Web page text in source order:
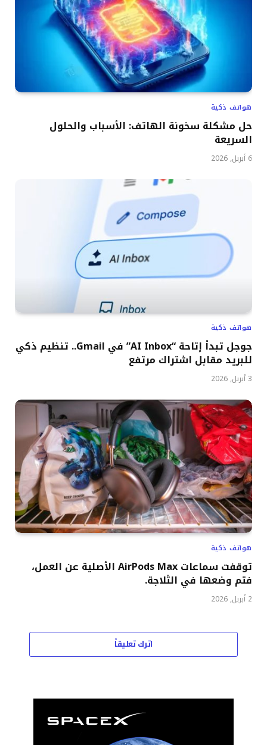
هواتف ذكية
حل مشكلة سخونة الهاتف: الأسباب والحلول
السريعة
6 أبريل, 2026
هواتف ذكية
جوجل تبدأ إتاحة “AI Inbox” في Gmail.. تنظيم ذكي
للبريد مقابل اشتراك مرتفع
3 أبريل, 2026
هواتف ذكية
توقفت سماعات AirPods Max الأصلية عن العمل،
فتم وضعها في الثلاجة.
2 أبريل, 2026
اترك تعليقاً